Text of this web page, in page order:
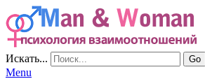
Искать... Go
Menu